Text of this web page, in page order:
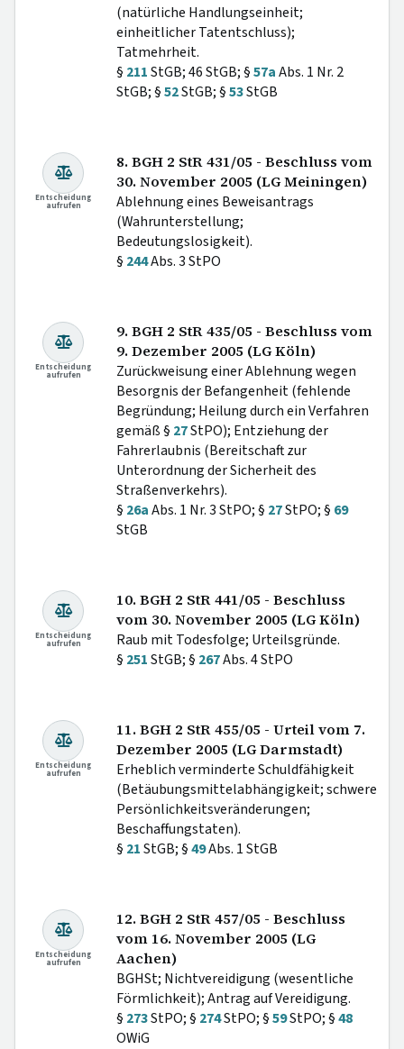
(natürliche Handlungseinheit;
einheitlicher Tatentschluss);
Tatmehrheit.
§ 211StGB; 46 StGB; §57aAbs. 1 Nr. 2
StGB; §52StGB; §53StGB
Entscheidung
aufrufen
8. BGH 2 StR 431/05 - Beschluss vom
30. November 2005 (LG Meiningen)
Ablehnung eines Beweisantrags
(Wahrunterstellung;
Bedeutungslosigkeit).
§ 244Abs. 3 StPO
Entscheidung
aufrufen
9. BGH 2 StR 435/05 - Beschluss vom
9. Dezember 2005 (LG Köln)
Zurückweisung einer Ablehnung wegen
Besorgnis der Befangenheit (fehlende
Begründung; Heilung durch ein Verfahren
gemäß § 27StPO); Entziehung der
Fahrerlaubnis (Bereitschaft zur
Unterordnung der Sicherheit des
Straßenverkehrs).
§ 26aAbs. 1 Nr. 3 StPO; § 27StPO; § 69
StGB
Entscheidung
aufrufen
10. BGH 2 StR 441/05 - Beschluss
vom 30. November 2005 (LG Köln)
Raub mit Todesfolge; Urteilsgründe.
§ 251StGB; § 267Abs. 4 StPO
Entscheidung
aufrufen
11. BGH 2 StR 455/05 - Urteil vom 7.
Dezember 2005 (LG Darmstadt)
Erheblich verminderte Schuldfähigkeit
(Betäubungsmittelabhängigkeit; schwere
Persönlichkeitsveränderungen;
Beschaffungstaten).
§ 21StGB; §49Abs. 1 StGB
Entscheidung
aufrufen
12. BGH 2 StR 457/05 - Beschluss
vom 16. November 2005 (LG
Aachen)
BGHSt; Nichtvereidigung (wesentliche
Förmlichkeit); Antrag auf Vereidigung.
§ 273StPO; § 274StPO; §59StPO; §48
OWiG